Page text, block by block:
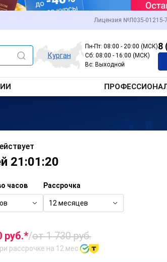
Лицензия №Л035-01215-
Курган
Пн-Пт: 08:00 - 20:00 (МСК)
Сб: 08:00 - 16:00 (МСК)
Вс: Выходной
8
21:01:20
часов Рассрочка
12 месяцев
руб.*/от 1 730 руб.
рассрочке на 12 мес.